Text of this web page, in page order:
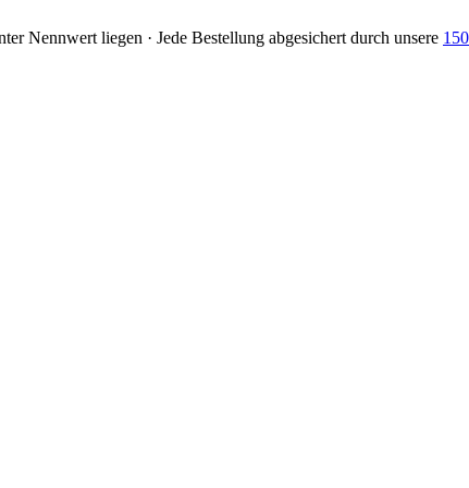
Nennwert liegen · Jede Bestellung abgesichert durch unsere